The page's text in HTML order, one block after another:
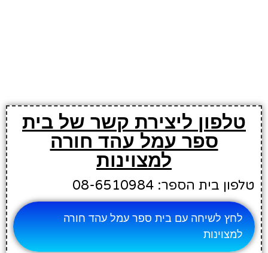
טלפון ליצירת קשר של בית
ספר עמל עהד חורה
למצוינות
טלפון בית הספר: 08-6510984
לחץ לשיחה עם בית ספר עמל עהד חורה
למצוינות